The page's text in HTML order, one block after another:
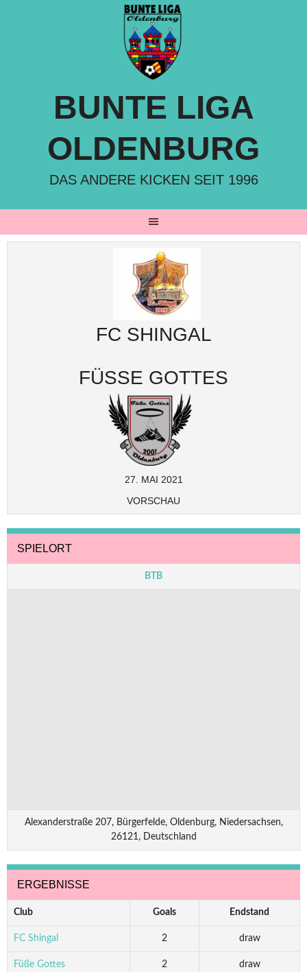
BUNTE LIGA
OLDENBURG
DAS ANDERE KICKEN SEIT 1996
FC SHINGAL
FÜSSE GOTTES
27. MAI 2021
VORSCHAU
SPIELORT
BTB
Alexanderstraße 207, Bürgerfelde, Oldenburg, Niedersachsen,
26121, Deutschland
ERGEBNISSE
Club Goals Endstand
FC Shingal 2 draw
Füße Gottes 2 draw